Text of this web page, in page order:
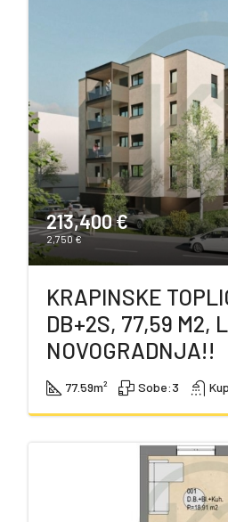
213,400 €
2,750 €
KRAPINSKE
DB+2S, 77,59 M2,
NOVOGRADNJA!!
77.59m² Sobe:3